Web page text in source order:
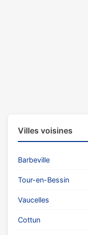
Villes voisines
Barbeville
Tour-en-Bessin
Vaucelles
Cottun